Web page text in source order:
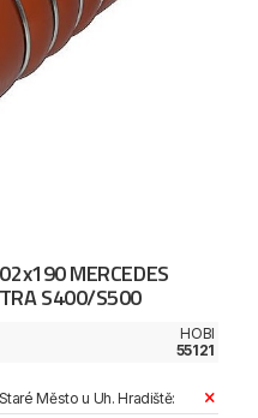
MERCEDES
S400/S500
HOBI
55121
Staré Město u Uh. Hradiště: